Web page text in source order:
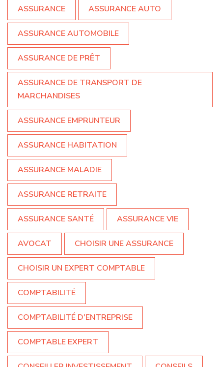
ASSURANCE ASSURANCE AUTO
ASSURANCE AUTOMOBILE
ASSURANCE DE PRÊT
ASSURANCE DE TRANSPORT DE
MARCHANDISES
ASSURANCE EMPRUNTEUR
ASSURANCE HABITATION
ASSURANCE MALADIE
ASSURANCE RETRAITE
ASSURANCE SANTÉ ASSURANCE VIE
AVOCAT CHOISIR UNE ASSURANCE
CHOISIR UN EXPERT COMPTABLE
COMPTABILITÉ
COMPTABILITÉ D'ENTREPRISE
COMPTABLE EXPERT